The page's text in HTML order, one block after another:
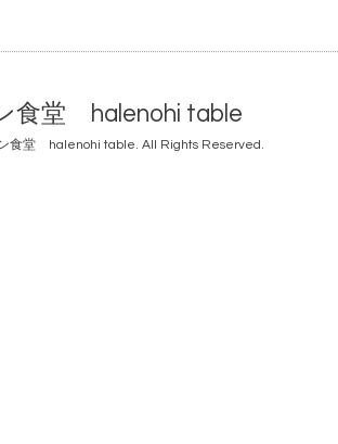
食堂 halenohi table
食堂 halenohi table. All Rights Reserved.